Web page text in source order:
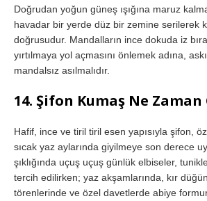
Doğrudan yoğun güneş ışığına maruz
havadar bir yerde düz bir zemine serilerek
doğrusudur. Mandalların ince dokuda iz
yırtılmaya yol açmasını önlemek adına,
mandalsız asılmalıdır.
14. Şifon Kumaş Ne
Hafif, ince ve tiril tiril esen yapısıyla şifon,
sıcak yaz aylarında giyilmeye son derece
şıklığında uçuş uçuş günlük elbiseler,
tercih edilirken; yaz akşamlarında, kır
törenlerinde ve özel davetlerde abiye